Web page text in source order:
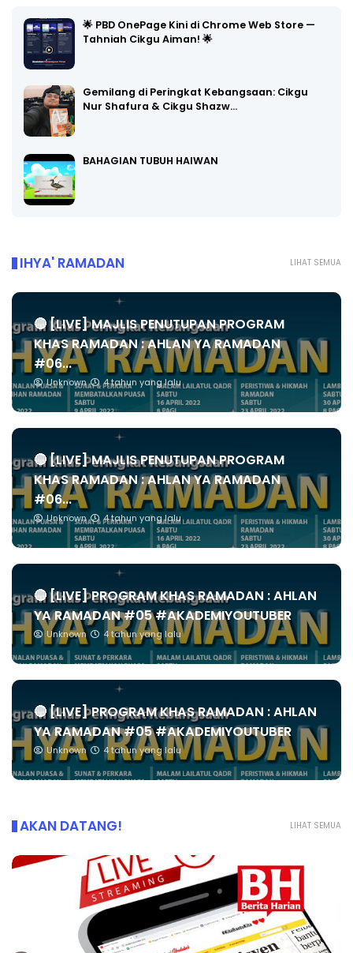
🌟 PBD OnePage Kini di Chrome Web Store —
Tahniah Cikgu Aiman! 🌟
Gemilang di Peringkat Kebangsaan: Cikgu
Nur Shafura & Cikgu Shazw…
BAHAGIAN TUBUH HAIWAN
LIHAT SEMUA
IHYA' RAMADAN
🔴 [LIVE] MAJLIS PENUTUPAN PROGRAM
KHAS RAMADAN : AHLAN YA RAMADAN
#06...
Unknown 4 tahun yang lalu
🔴 [LIVE] MAJLIS PENUTUPAN PROGRAM
KHAS RAMADAN : AHLAN YA RAMADAN
#06...
Unknown 4 tahun yang lalu
🔴 [LIVE] PROGRAM KHAS RAMADAN : AHLAN
YA RAMADAN #05 #AKADEMIYOUTUBER
Unknown 4 tahun yang lalu
🔴 [LIVE] PROGRAM KHAS RAMADAN : AHLAN
YA RAMADAN #05 #AKADEMIYOUTUBER
Unknown 4 tahun yang lalu
LIHAT SEMUA
AKAN DATANG!